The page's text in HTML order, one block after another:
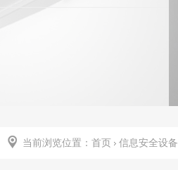
当前浏览位置： 首页 信息安全设备